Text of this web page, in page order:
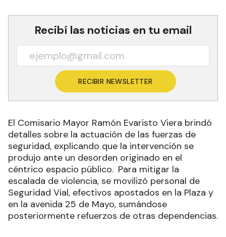
Recibí las noticias en tu email
RECIBIR NEWSLETTER
El Comisario Mayor Ramón Evaristo Viera brindó
detalles sobre la actuación de las fuerzas de
seguridad, explicando que la intervención se
produjo ante un desorden originado en el
céntrico espacio público. Para mitigar la
escalada de violencia, se movilizó personal de
Seguridad Vial, efectivos apostados en la Plaza y
en la avenida 25 de Mayo, sumándose
posteriormente refuerzos de otras dependencias.